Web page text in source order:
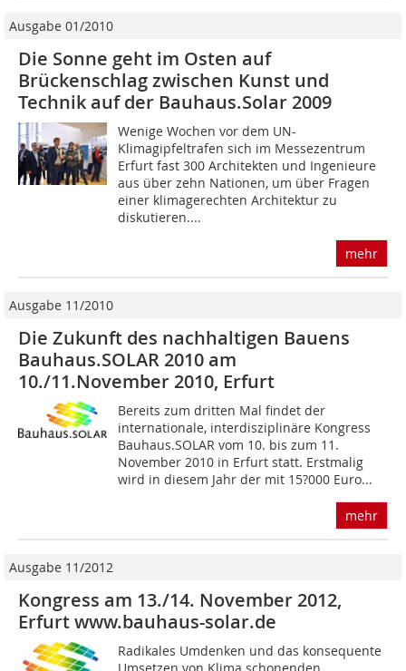
Ausgabe 01/2010
Die Sonne geht im Osten auf
Brückenschlag zwischen Kunst und
Technik auf der Bauhaus.Solar 2009
Wenige Wochen vor dem UN-
Klimagipfeltrafen sich im Messezentrum
Erfurt fast 300 Architekten und Ingenieure
aus über zehn Nationen, um über Fragen
einer klimagerechten Architektur zu
diskutieren....
mehr
Ausgabe 11/2010
Die Zukunft des nachhaltigen Bauens
Bauhaus.SOLAR 2010 am
10./11.November 2010, Erfurt
Bereits zum dritten Mal findet der
internationale, interdisziplinäre Kongress
Bauhaus.SOLAR vom 10. bis zum 11.
November 2010 in ­Erfurt statt. Erstmalig
wird in diesem Jahr der mit 15?000 Euro...
mehr
Ausgabe 11/2012
Kongress am 13./14. November 2012,
Erfurt www.bauhaus-solar.de
Radikales Umdenken und das konsequente